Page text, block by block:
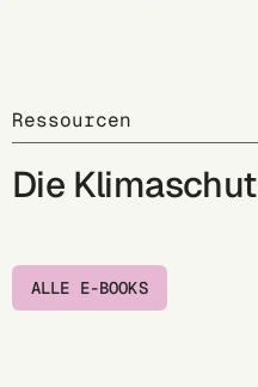
Ressourcen
Die
ALLE E-BOOKS